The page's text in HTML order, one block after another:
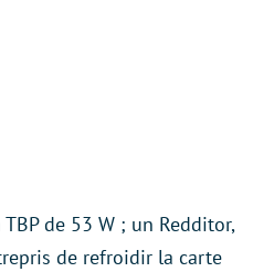
TBP de 53 W ; un Redditor,
de refroidir la carte